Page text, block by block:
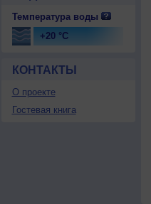
Температура воды
+20 °C
КОНТАКТЫ
О проекте
Гостевая книга